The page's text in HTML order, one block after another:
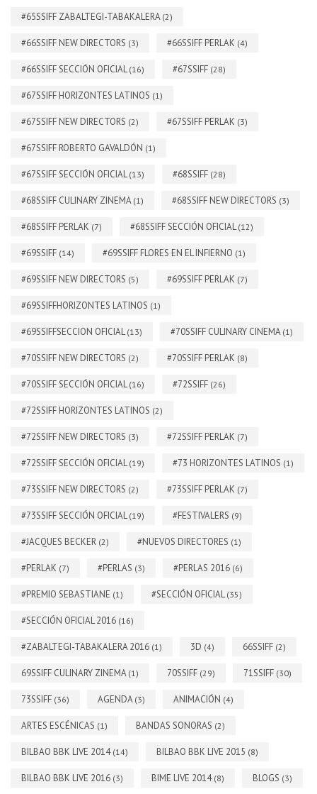
#65SSIFF ZABALTEGI-TABAKALERA (2)
#66SSIFF NEW DIRECTORS (3) #66SSIFF PERLAK (4)
#66SSIFF SECCIÓN OFICIAL(16) #67SSIFF (28)
#67SSIFF HORIZONTES LATINOS (1)
#67SSIFF NEW DIRECTORS (2) #67SSIFF PERLAK (3)
#67SSIFF ROBERTO GAVALDÓN (1)
#67SSIFF SECCIÓN OFICIAL(13) #68SSIFF (28)
#68SSIFF CULINARY ZINEMA (1) #68SSIFF NEW DIRECTORS (3)
#68SSIFF PERLAK (7) #68SSIFF SECCIÓN OFICIAL(12)
#69SSIFF (14) #69SSIFF FLORES EN EL INFIERNO (1)
#69SSIFF NEW DIRECTORS (5) #69SSIFF PERLAK (7)
#69SSIFFHORIZONTES LATINOS (1)
#69SSIFFSECCION OFICIAL(13) #70SSIFF CULINARY CINEMA (1)
#70SSIFF NEW DIRECTORS (2) #70SSIFF PERLAK (8)
#70SSIFF SECCIÓN OFICIAL(16) #72SSIFF (26)
#72SSIFF HORIZONTES LATINOS (2)
#72SSIFF NEW DIRECTORS (3) #72SSIFF PERLAK (7)
#72SSIFF SECCIÓN OFICIAL(19) #73 HORIZONTES LATINOS (1)
#73SSIFF NEW DIRECTORS (2) #73SSIFF PERLAK (7)
#73SSIFF SECCIÓN OFICIAL(19) #FESTIVALERS (9)
#JACQUES BECKER (2) #NUEVOS DIRECTORES (1)
#PERLAK (7) #PERLAS (3) #PERLAS 2016 (6)
#PREMIO SEBASTIANE (1) #SECCIÓN OFICIAL(35)
#SECCIÓN OFICIAL 2016 (16)
#ZABALTEGI-TABAKALERA 2016 (1) 3D (4) 66SSIFF (2)
69SSIFF CULINARY ZINEMA (1) 70SSIFF (29) 71SSIFF (30)
73SSIFF (36) AGENDA (3) ANIMACIÓN (4)
ARTES ESCÉNICAS (1) BANDAS SONORAS (2)
BILBAO BBK LIVE 2014 (14) BILBAO BBK LIVE 2015 (8)
BILBAO BBK LIVE 2016 (3) BIME LIVE 2014 (8) BLOGS (3)